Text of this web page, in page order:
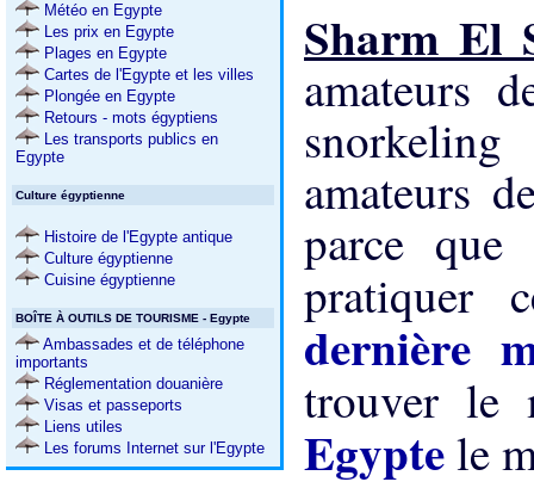
Météo en Egypte
Les prix en Egypte
Plages en Egypte
Cartes de l'Egypte et les villes
Plongée en Egypte
Retours - mots égyptiens
Les transports publics en
Egypte
Culture égyptienne
Histoire de l'Egypte antique
Culture égyptienne
Cuisine égyptienne
BOÎTE À OUTILS DE TOURISME - Egypte
Ambassades et de téléphone
importants
Réglementation douanière
Visas et passeports
Liens utiles
Les forums Internet sur l'Egypte
Sharm El
amateurs
amateurs
parce
pratiquer
dernière
trouver le
Egyptele